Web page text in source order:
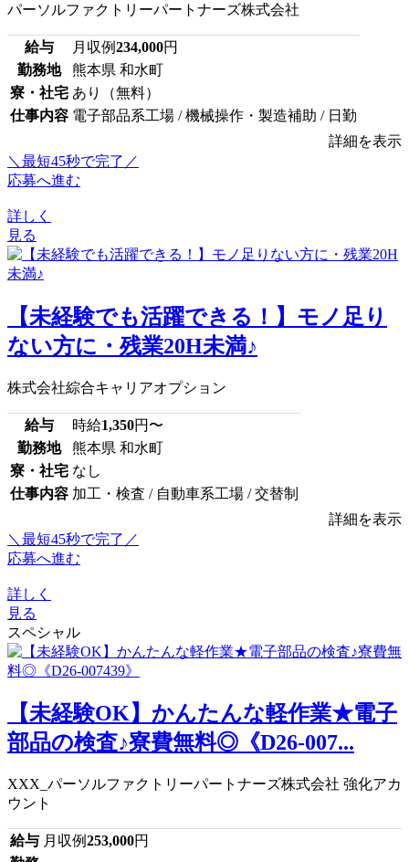
パーソルファクトリーパートナーズ株式会社
給与 月収例234,000円
勤務地
熊本県 和水町
寮・社宅 あり（無料）
仕事内容 電子部品系工場 / 機械操作・製造補助 / 日勤
詳細を表示
＼最短45秒で完了／
応募へ進む
詳しく
見る
【未経験でも活躍できる！】モノ足り
ない方に・残業20H未満♪
株式会社綜合キャリアオプション
給与 時給1,350円〜
勤務地
熊本県 和水町
寮・社宅 なし
仕事内容 加工・検査 / 自動車系工場 / 交替制
詳細を表示
＼最短45秒で完了／
応募へ進む
詳しく
見る
スペシャル
【未経験OK】かんたんな軽作業★電子
部品の検査♪寮費無料◎《D26-007...
XXX_パーソルファクトリーパートナーズ株式会社 強化アカ
ウント
給与 月収例253,000円